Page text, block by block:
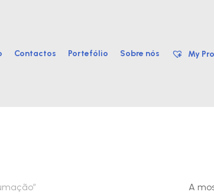
Contactos Portefólio Sobre nós My
A